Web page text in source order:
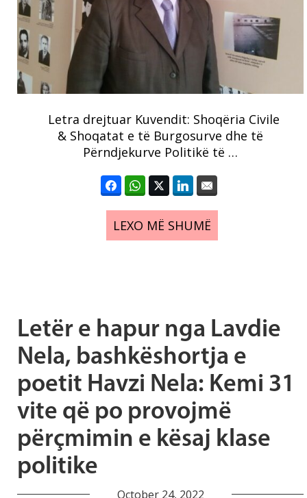
Letra drejtuar Kuvendit: Shoqëria Civile
& Shoqatat e të Burgosurve dhe të
Përndjekurve Politikë të …
LEXO MË SHUMË
Letër e hapur nga Lavdie
Nela, bashkëshortja e
poetit Havzi Nela: Kemi 31
vite që po provojmë
përçmimin e kësaj klase
politike
October 24, 2022